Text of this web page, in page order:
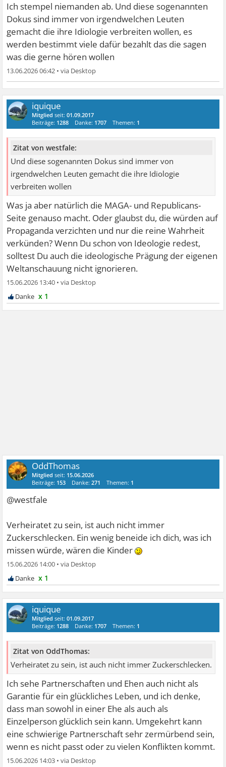
Ich stempel niemanden ab. Und diese sogenannten
Dokus sind immer von irgendwelchen Leuten
gemacht die ihre Idiologie verbreiten wollen, es
werden bestimmt viele dafür bezahlt das die sagen
was die gerne hören wollen
13.06.2026 06:42 •
iquique
Mitglied seit:01.09.2017
Beiträge: 1288 Danke: 1707 Themen: 1
Zitat von westfale:
Und diese sogenannten Dokus sind immer von
irgendwelchen Leuten gemacht die ihre Idiologie
verbreiten wollen
Was ja aber natürlich die MAGA- und Republicans-
Seite genauso macht. Oder glaubst du, die würden auf
Propaganda verzichten und nur die reine Wahrheit
verkünden? Wenn Du schon von Ideologie redest,
solltest Du auch die ideologische Prägung der eigenen
Weltanschauung nicht ignorieren.
15.06.2026 13:40 •
x 1
OddThomas
Mitglied seit: 15.06.2026
Beiträge: 153 Danke:271 Themen: 1
@westfale
Verheiratet zu sein, ist auch nicht immer
Zuckerschlecken. Ein wenig beneide ich dich, was ich
missen würde, wären die Kinder
15.06.2026 14:00 •
x 1
iquique
Mitglied seit:01.09.2017
Beiträge: 1288 Danke: 1707 Themen: 1
Zitat von OddThomas:
Verheiratet zu sein, ist auch nicht immer Zuckerschlecken.
Ich sehe Partnerschaften und Ehen auch nicht als
Garantie für ein glückliches Leben, und ich denke,
dass man sowohl in einer Ehe als auch als
Einzelperson glücklich sein kann. Umgekehrt kann
eine schwierige Partnerschaft sehr zermürbend sein,
wenn es nicht passt oder zu vielen Konflikten kommt.
15.06.2026 14:03 •